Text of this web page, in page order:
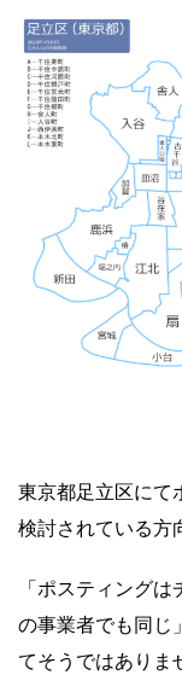
東京都足立区にて
検討されている方
「ポスティング
の事業者でも同じ
てそうではありま